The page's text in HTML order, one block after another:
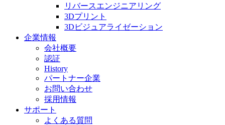
リバースエンジニアリング
3Dプリント
3Dビジュアライゼーション
企業情報
会社概要
認証
History
パートナー企業
お問い合わせ
採用情報
サポート
よくある質問